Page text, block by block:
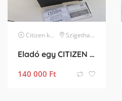
Citizen karóra Szigethalom
Eladó egy CITIZEN CB5000-50L típusú férfi karóra – 5 év jótállás – mint az új
140 000 Ft